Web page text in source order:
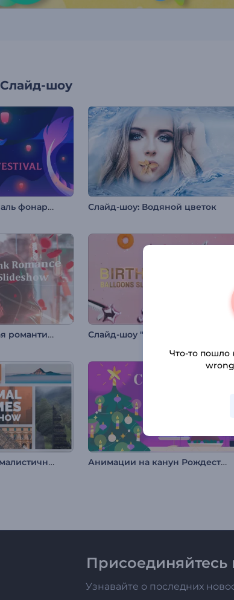
Слайд-шоу
Анимация: Фестиваль фонарей Слайд-шоу: Водяной цветок
Слайд-шоу: Розовая романтика
Слайд-шоу с минималистичными рамками Анимации на канун Рождества
Присоединяйтесь
Узнавайте о последних
Что-то пошло